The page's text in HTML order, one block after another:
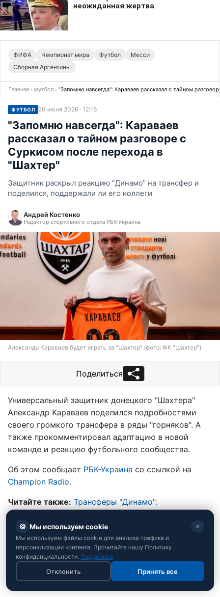
ФИФА Чемпионат мира Футбол
Месси
Сборная Аргентины
Главная › Футбол › "Запомню навсегда": Караваев рассказал о тайном
ФУТБОЛ 20 июня 2026 · 12:16
"Запомню навсегда": Караваев
рассказал о тайном разговоре с
Суркисом после перехода в
"Шахтер"
Защитник раскрыл реакцию "Динамо" на трансфер и
поделился, поддержали ли его коллеги
Андрей Костенко
Редактор спортивного отдела РБК-Украина
Александр Караваев будет играть за "Шахтер" (фото: ФК "Шахтер")
Поделиться
Универсальный защитник донецкого "Шахтера"
Александр Караваев поделился подробностями
своего громкого трансфера в ряды "горняков". А
также прокомментировал адаптацию в новой
команде и реакцию футбольного сообщества.
Об этом сообщает РБК-Украина со ссылкой на
Champion Radio.
Читайте также: Трансферы "Динамо":
титулованный легионер бесплатно вернулся в
киевский клуб
🍪 Мы используем cookie ✕
Мы используем файлы cookie для анализа трафика и
персонализации контента. Прочитайте нашу Политику
конфиденциальности. Подробнее
Отклонить Принять все